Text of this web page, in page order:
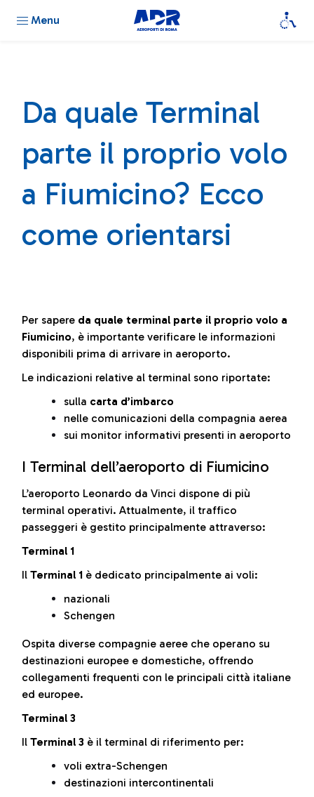
Menu
Da quale Terminal
parte il proprio volo
a Fiumicino? Ecco
come orientarsi
Per sapere da quale terminal parte il proprio volo a
Fiumicino, è importante verificare le informazioni
disponibili prima di arrivare in aeroporto.
Le indicazioni relative al terminal sono riportate:
sulla carta d’imbarco
nelle comunicazioni della compagnia aerea
sui monitor informativi presenti in aeroporto
I Terminal dell’aeroporto di Fiumicino
L’aeroporto Leonardo da Vinci dispone di più
terminal operativi. Attualmente, il traffico
passeggeri è gestito principalmente attraverso:
Terminal 1
Il Terminal 1 è dedicato principalmente ai voli:
nazionali
Schengen
Ospita diverse compagnie aeree che operano su
destinazioni europee e domestiche, offrendo
collegamenti frequenti con le principali città italiane
ed europee.
Terminal 3
Il Terminal 3 è il terminal di riferimento per:
voli extra-Schengen
destinazioni intercontinentali